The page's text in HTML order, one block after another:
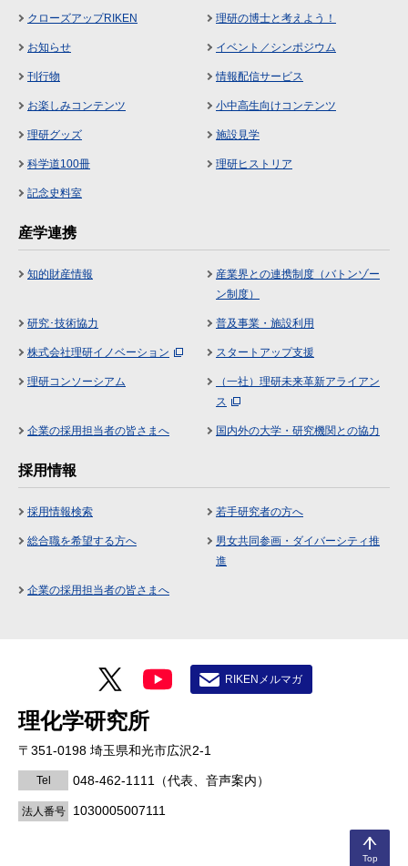
Top
クローズアップRIKEN 理研の博士と考えよう！
お知らせ イベント／シンポジウム
刊行物 情報配信サービス
お楽しみコンテンツ 小中高生向けコンテンツ
理研グッズ 施設見学
科学道100冊 理研ヒストリア
記念史料室
産学連携
知的財産情報
産業界との連携制度（バトンゾー
ン制度）
研究･技術協力 普及事業・施設利用
株式会社理研イノベーション スタートアップ支援
理研コンソーシアム
（一社）理研未来革新アライアン
ス
企業の採用担当者の皆さまへ 国内外の大学・研究機関との協力
採用情報
採用情報検索 若手研究者の方へ
総合職を希望する方へ
男女共同参画・ダイバーシティ推
進
企業の採用担当者の皆さまへ
理化学研究所
〒351-0198 埼玉県和光市広沢2-1
Tel 048-462-1111 （代表、音声案内）
法人番号 1030005007111
RIKENメルマガ